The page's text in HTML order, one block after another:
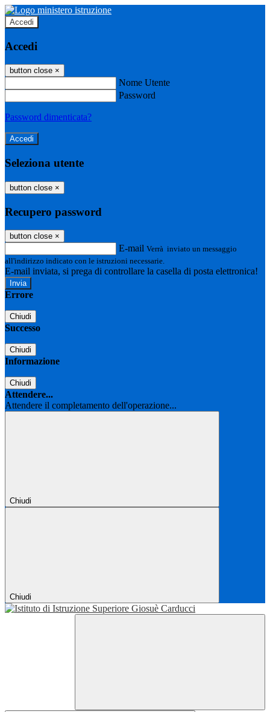
Accedi
Accedi
button close ×
Nome Utente
Password
Password dimenticata?
Seleziona utente
button close ×
Recupero password
button close ×
E-mail Verrà inviato un messaggio
all'indirizzo indicato con le istruzioni necessarie.
E-mail inviata, si prega di controllare la casella di posta elettronica!
Errore
Chiudi
Successo
Chiudi
Informazione
Chiudi
Attendere...
Attendere il completamento dell'operazione...
Chiudi
Chiudi